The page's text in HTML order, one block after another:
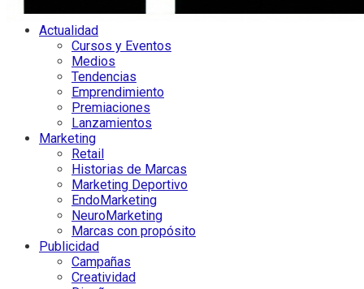
Actualidad
Cursos y Eventos
Medios
Tendencias
Emprendimiento
Premiaciones
Lanzamientos
Marketing
Retail
Historias de Marcas
Marketing Deportivo
EndoMarketing
NeuroMarketing
Marcas con propósito
Publicidad
Campañas
Creatividad